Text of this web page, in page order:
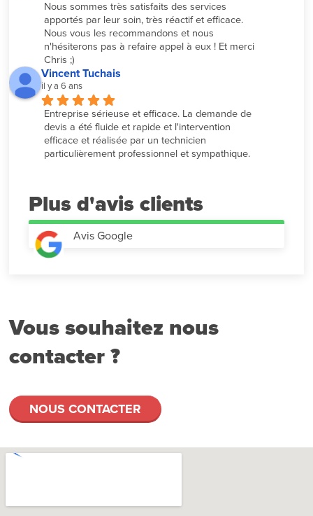
Nous sommes très satisfaits des services
apportés par leur soin, très réactif et efficace.
Nous vous les recommandons et nous
n'hésiterons pas à refaire appel à eux ! Et merci
Chris ;)
Vincent Tuchais
il y a 6 ans
Entreprise sérieuse et efficace. La demande de
devis a été fluide et rapide et l'intervention
efficace et réalisée par un technicien
particulièrement professionnel et sympathique.
Plus d'avis
Avis Google
Vous souhaitez nous
contacter ?
NOUS CONTACTER